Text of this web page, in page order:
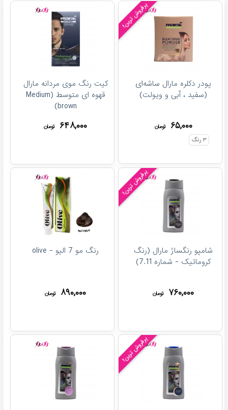
پرفروش ترین!
پودر دکلره مارال ساشه‌ای
(سفید ، آبی و ویولت)
۶۵,۰۰۰
تومان
۳ رنگ
کیت رنگ موی مردانه مارال
قهوه ای متوسط (Medium
brown)
۶۴۸,۰۰۰ تومان
پرفروش ترین!
شامپو رنگساژ مارال (رنگ
کروماتیک - شماره 7.11)
۷۶۰,۰۰۰ تومان
رنگ مو 7 الیو - olive
۸۹۰,۰۰۰ تومان
پرفروش ترین!